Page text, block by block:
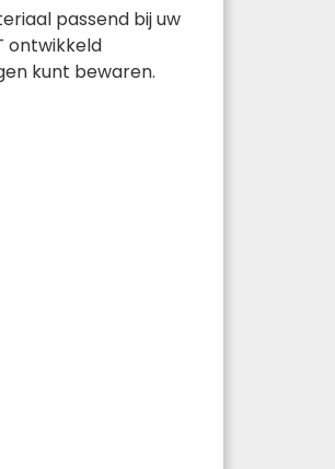
passend bij uw
ontwikkeld
kunt bewaren.